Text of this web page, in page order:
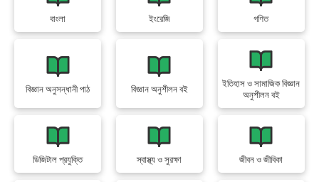
বাংলা ইংরেজি গণিত
বিজ্ঞান অনুসন্ধানী পাঠ বিজ্ঞান অনুশীলন বই
ইতিহাস ও সামাজিক বিজ্ঞান
অনুশীলন বই
ডিজিটাল প্রযুক্তি স্বাস্থ্য ও সুরক্ষা জীবন ও জীবিকা